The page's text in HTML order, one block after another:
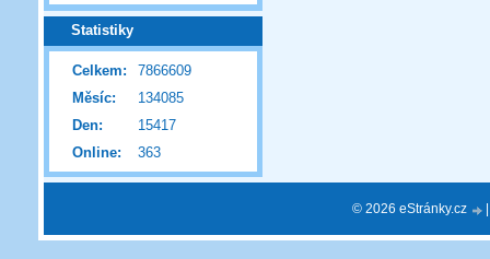
Statistiky
Online: 363
Celkem:
7866609
Měsíc:
134085
Den:
15417
© 2026 eStránky.cz